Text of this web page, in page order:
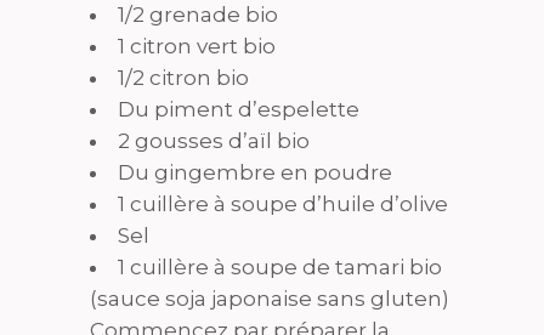
1/2 grenade bio
1 citron vert bio
1/2 citron bio
Du piment d’espelette
2 gousses d’aïl bio
Du gingembre en poudre
1 cuillère à soupe d’huile d’olive
Sel
1 cuillère à soupe de tamari bio
(sauce soja japonaise sans gluten)
Commencez par préparer la